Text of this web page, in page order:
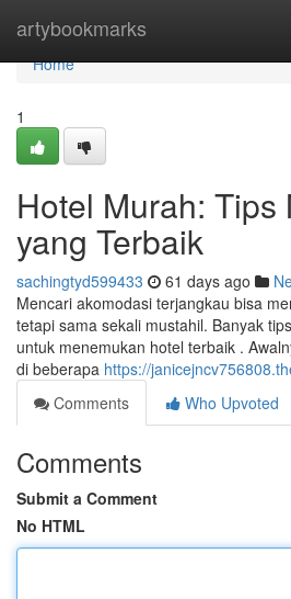
artybookmarks
Home
Home
1
Hotel Murah: Tips
yang Terbaik
sachingtyd599433 61 days ago
Mencari akomodasi terjangkau bisa
tetapi sama sekali mustahil. Banyak
untuk menemukan hotel terbaik .
di beberapa https://
Comments
Who Upvoted
Comments
Submit a Comment
No HTML